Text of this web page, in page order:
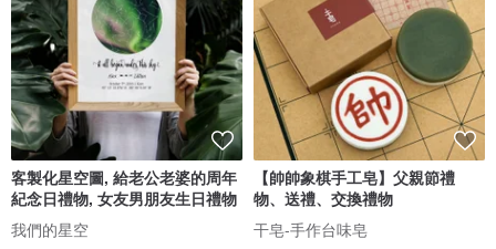
客製化星空圖, 給老公老婆的周年
紀念日禮物, 女友男朋友生日禮物
我們的星空
【帥帥象棋手工皂】父親節禮
物、送禮、交換禮物
干皂-手作台味皂